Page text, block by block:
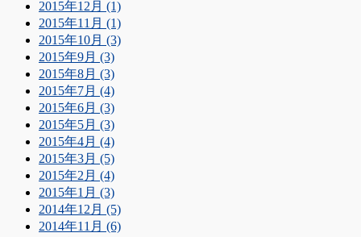
2015年12月 (1)
2015年11月 (1)
2015年10月 (3)
2015年9月 (3)
2015年8月 (3)
2015年7月 (4)
2015年6月 (3)
2015年5月 (3)
2015年4月 (4)
2015年3月 (5)
2015年2月 (4)
2015年1月 (3)
2014年12月 (5)
2014年11月 (6)